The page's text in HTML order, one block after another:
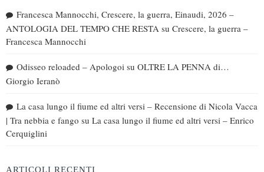
Francesca Mannocchi, Crescere, la guerra, Einaudi, 2026 –
ANTOLOGIA DEL TEMPO CHE RESTA su Crescere, la guerra –
Francesca Mannocchi
Odisseo reloaded – Apologoi su OLTRE LA PENNA di…
Giorgio Ieranò
La casa lungo il fiume ed altri versi – Recensione di Nicola Vacca
| Tra nebbia e fango su La casa lungo il fiume ed altri versi – Enrico
Cerquiglini
ARTICOLI RECENTI